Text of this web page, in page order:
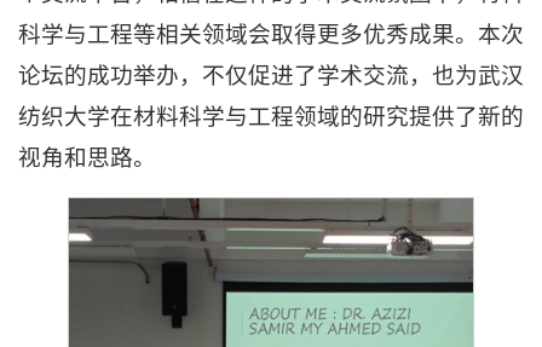
科学与工程等相关领域会取得更多优秀成果。本次
论坛的成功举办，不仅促进了学术交流，也为武汉
纺织大学在材料科学与工程领域的研究提供了新的
视角和思路。